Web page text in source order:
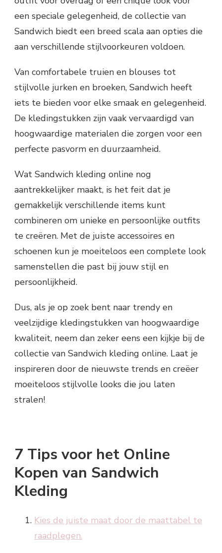
een speciale gelegenheid, de collectie van
Sandwich biedt een breed scala aan opties die
aan verschillende stijlvoorkeuren voldoen.
Van comfortabele truien en blouses tot
stijlvolle jurken en broeken, Sandwich heeft
iets te bieden voor elke smaak en gelegenheid.
De kledingstukken zijn vaak vervaardigd van
hoogwaardige materialen die zorgen voor een
perfecte pasvorm en duurzaamheid.
Wat Sandwich kleding online nog
aantrekkelijker maakt, is het feit dat je
gemakkelijk verschillende items kunt
combineren om unieke en persoonlijke outfits
te creëren. Met de juiste accessoires en
schoenen kun je moeiteloos een complete look
samenstellen die past bij jouw stijl en
persoonlijkheid.
Dus, als je op zoek bent naar trendy en
veelzijdige kledingstukken van hoogwaardige
kwaliteit, neem dan zeker eens een kijkje bij de
collectie van Sandwich kleding online. Laat je
inspireren door de nieuwste trends en creëer
moeiteloos stijlvolle looks die jou laten
stralen!
7 Tips voor het Online
Kopen van Sandwich
Kleding
Kies de juiste maat door de maattabel te
raadplegen.